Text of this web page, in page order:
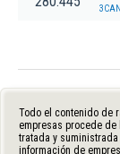
Todo el contenido de
empresas procede de
tratada y suministrada
información de